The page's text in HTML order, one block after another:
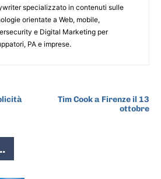
specializzato in contenuti sulle
orientate a Web, mobile,
e Digital Marketing per
PA e imprese.
Tim Cook a Firenze il 13
ottobre